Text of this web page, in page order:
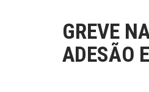
GREVE
ADESÃO